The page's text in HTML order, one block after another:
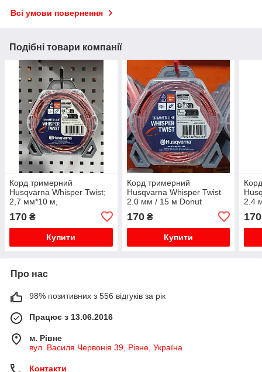
Всі умови повернення
Подібні товари компанії
Корд тримерний
Husqvarna Whisper Twist;
2,7 мм*10 м,
блістер (5976691-30)
170 ₴
Купити
Корд тримерний
Husqvarna Whisper Twist
2.0 мм / 15 м Donut
170₴
Купити
2.4
170
Про нас
98% позитивних з 556 відгуків за рік
Працює з 13.06.2016
м. Рівне
вул. Василя Червонія 39, Рівне, Україна
Контакти